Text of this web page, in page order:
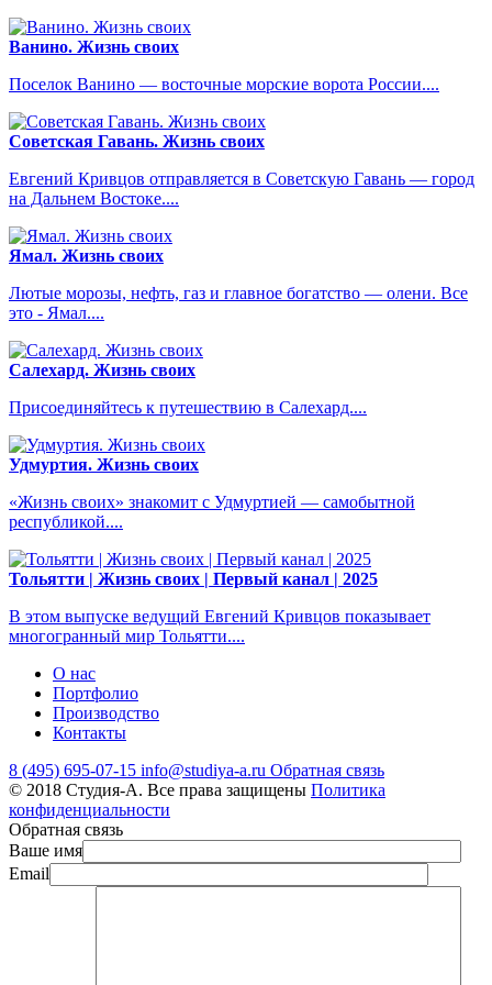
Ванино. Жизнь своих
Поселок Ванино — восточные морские ворота России....
Советская Гавань. Жизнь своих
Евгений Кривцов отправляется в Советскую Гавань — город
на Дальнем Востоке....
Ямал. Жизнь своих
Лютые морозы, нефть, газ и главное богатство — олени. Все
это - Ямал....
Салехард. Жизнь своих
Присоединяйтесь к путешествию в Салехард....
Удмуртия. Жизнь своих
«Жизнь своих» знакомит с Удмуртией — самобытной
республикой....
Тольятти | Жизнь своих | Первый канал | 2025
В этом выпуске ведущий Евгений Кривцов показывает
многогранный мир Тольятти....
О нас
Портфолио
Производство
Контакты
8 (495) 695-07-15 info@studiya-a.ru Обратная связь
© 2018 Студия-А. Все права защищены Политика
конфиденциальности
Обратная связь
Ваше имя
Email